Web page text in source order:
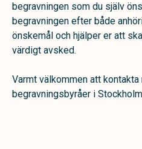
begravningen som du själv
begravningen efter både
önskemål och hjälper er att
värdigt avsked.
Varmt välkommen att kontakta
begravningsbyråer i